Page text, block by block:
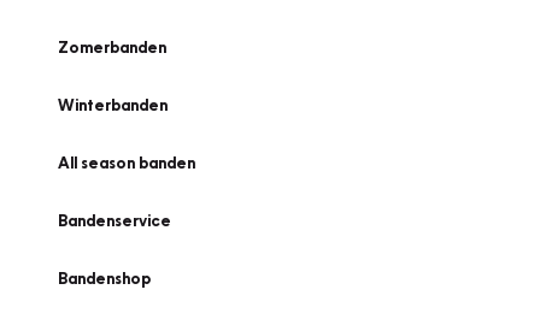
Zomerbanden
Winterbanden
All season banden
Bandenservice
Bandenshop